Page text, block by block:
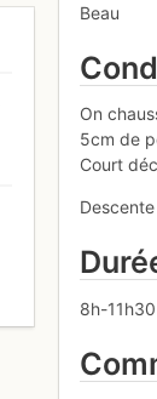
Beau
On
5cm de
Court
8h-11h30